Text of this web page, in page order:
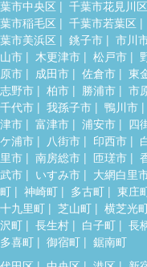
市中央区
千葉市花見川区
市稲毛区
千葉市若葉区
市美浜区
銚子市 市川
市
木更津市 松戸市
市
成田市 佐倉市 東
野市
柏市 勝浦市 市
代市
我孫子市 鴨川市
市
富津市 浦安市
四
浦市
八街市 印西市
市
南房総市 匝瑳市
市
いすみ市 大網白里
神崎町 多古町
東庄
九里町
芝山町 横芝光
町
長生村 白子町 長
喜町
御宿町
鋸南町